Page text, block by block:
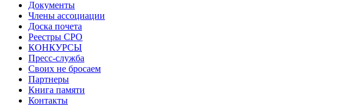
Документы
Члены ассоциации
Доска почета
Реестры СРО
КОНКУРСЫ
Пресс-служба
Своих не бросаем
Партнеры
Книга памяти
Контакты